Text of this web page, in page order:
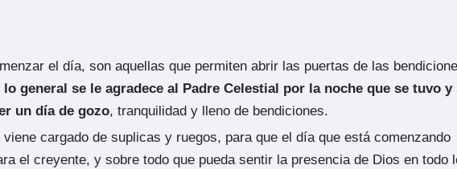
el día, son aquellas que permiten abrir las puertas de las
lo general se le agradece al Padre Celestial por la noche que se tuvo y
un día de gozo, tranquilidad y lleno de bendiciones.
cargado de suplicas y ruegos, para que el día que está comenzando
el creyente, y sobre todo que pueda sentir la presencia de Dios en todo